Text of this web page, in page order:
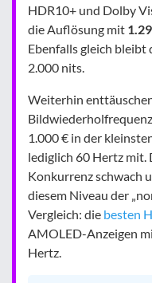
HDR10+ und Dolby
die Auflösung mit
Ebenfalls gleich
2.000 nits.
Weiterhin
1.000 € in der
lediglich 60 Hertz mit.
Konkurrenz schwach
diesem Niveau der
Vergleich: die besten
AMOLED-Anzeigen
Hertz.